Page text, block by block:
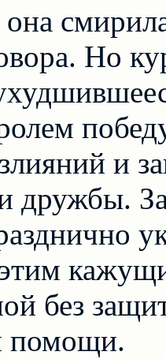
Но
и
дружбы.
без
помощи.